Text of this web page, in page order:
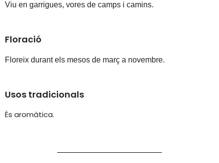
Viu en garrigues, vores de camps i camins.
Floració
Floreix durant els mesos de març a novembre.
Usos tradicionals
És aromàtica.